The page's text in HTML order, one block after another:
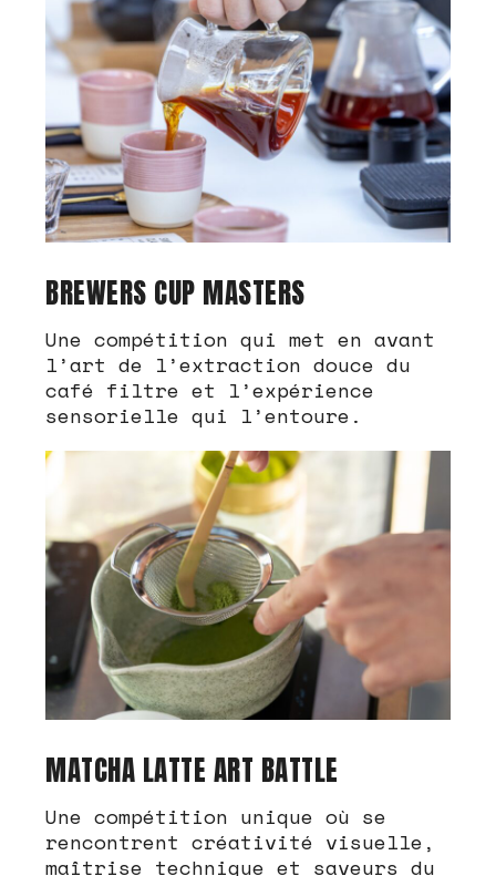
BREWERS CUP MASTERS
Une compétition qui met en avant
l’art de l’extraction douce du
café filtre et l’expérience
sensorielle qui l’entoure.
MATCHA LATTE ART BATTLE
Une compétition unique où se
rencontrent créativité visuelle,
maîtrise technique et saveurs du